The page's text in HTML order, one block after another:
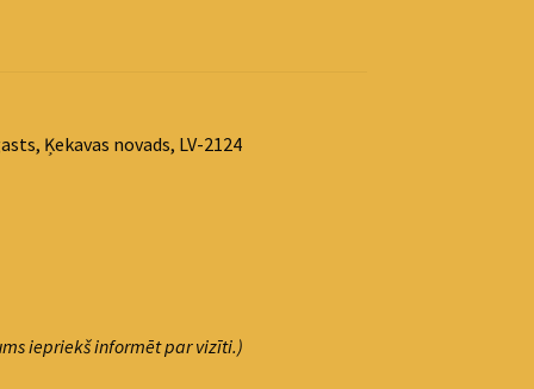
Ķekavas novads, LV-2124
iepriekš informēt par vizīti.)